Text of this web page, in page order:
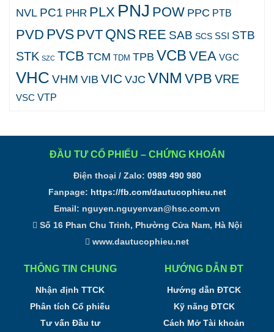
NVL PC1 PHR PLX PNJ POW PPC PTB
PVD PVS PVT QNS REE SAB SCS SSI STB
STK SZC TCB TCM TDM TPB VCB VEA VGC
VHC VHM VIB VICVJC VNM VPB VRE
VSC VTP
ĐẦU TƯ CỔ PHIẾU – CHỨNG KHOÁN
Điện thoại / Zalo: 0989 490 980
Fanpage: https://fb.com/dautucophieu.net
Email: nguyen.nguyenvan@hsc.com.vn
Số 16 Phan Chu Trinh, Phường Cửa Nam, Hà Nội
www.dautucophieu.net
THÔNG TIN CHUNG
Nhận định TTCK
Phân tích Cổ phiếu
Tư vấn Đầu tư
HƯỚNG DẪN ĐT
Hướng dẫn ĐTCK
Kỹ năng ĐTCK
Cách Mở Tài khoản